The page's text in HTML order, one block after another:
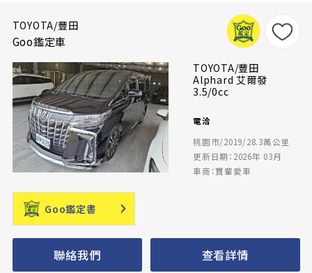
TOYOTA/豐田
Goo鑑定車
TOYOTA/豐田
Alphard 艾爾發
3.5/0cc
電洽
桃園市/2019/28.3萬公里
更新日期：2026年 03月
車商：寶輩愛車
Goo鑑定書
聯絡我們 查看詳情